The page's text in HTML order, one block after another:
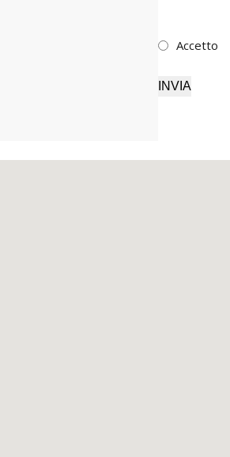
Accetto
INVIA